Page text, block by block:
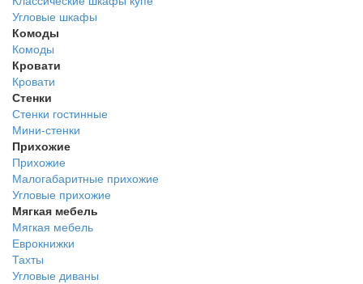
Угловые шкафы
Комоды
Комоды
Кровати
Кровати
Стенки
Стенки гостинные
Мини-стенки
Прихожие
Прихожие
Малогабаритные прихожие
Угловые прихожие
Мягкая мебель
Мягкая мебель
Еврокнижки
Тахты
Угловые диваны